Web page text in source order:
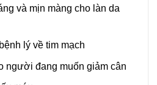
và mịn màng cho làn da
lý về tim mạch
người đang muốn giảm cân